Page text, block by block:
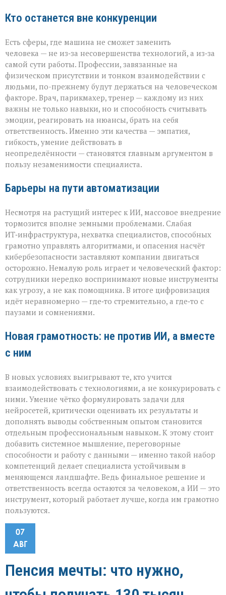
Кто останется вне конкуренции
Есть сферы, где машина не сможет заменить
человека — не из‑за несовершенства технологий, а из‑за
самой сути работы. Профессии, завязанные на
физическом присутствии и тонком взаимодействии с
людьми, по-прежнему будут держаться на человеческом
факторе. Врач, парикмахер, тренер — каждому из них
важны не только навыки, но и способность считывать
эмоции, реагировать на нюансы, брать на себя
ответственность. Именно эти качества — эмпатия,
гибкость, умение действовать в
неопределённости — становятся главным аргументом в
пользу незаменимости специалиста.
Барьеры на пути автоматизации
Несмотря на растущий интерес к ИИ, массовое внедрение
тормозится вполне земными проблемами. Слабая
ИТ‑инфраструктура, нехватка специалистов, способных
грамотно управлять алгоритмами, и опасения насчёт
кибербезопасности заставляют компании двигаться
осторожно. Немалую роль играет и человеческий фактор:
сотрудники нередко воспринимают новые инструменты
как угрозу, а не как помощника. В итоге цифровизация
идёт неравномерно — где‑то стремительно, а где‑то с
паузами и сомнениями.
Новая грамотность: не против ИИ, а вместе
с ним
В новых условиях выигрывают те, кто учится
взаимодействовать с технологиями, а не конкурировать с
ними. Умение чётко формулировать задачи для
нейросетей, критически оценивать их результаты и
дополнять выводы собственным опытом становится
отдельным профессиональным навыком. К этому стоит
добавить системное мышление, переговорные
способности и работу с данными — именно такой набор
компетенций делает специалиста устойчивым в
меняющемся ландшафте. Ведь финальное решение и
ответственность всегда остаются за человеком, а ИИ — это
инструмент, который работает лучше, когда им грамотно
пользуются.
07
АВГ
Пенсия мечты: что нужно,